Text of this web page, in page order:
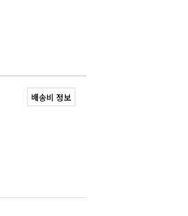
배송비 정보